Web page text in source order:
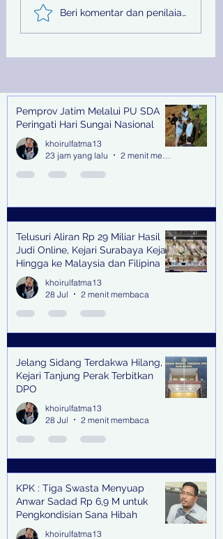
Telusuri Aliran Rp 29
Miliar Hasil Judi
Online, Kejari
Beri komentar dan penilaian...
Recent Posts
Pemprov Jatim Melalui PU SDA
Peringati Hari Sungai Nasional
khoirulfatma13
23 jam yang lalu
Telusuri Aliran Rp 29 Miliar Hasil
Judi Online, Kejari Surabaya Kejar
Hingga ke Malaysia dan Filipina
khoirulfatma13
28 Jul
2 menit membaca
Jelang Sidang Terdakwa Hilang,
Kejari Tanjung Perak Terbitkan
DPO
khoirulfatma13
28 Jul
2 menit membaca
KPK : Tiga Swasta Menyuap
Anwar Sadad Rp 6,9 M untuk
Pengkondisian Sana Hibah
khoirulfatma13